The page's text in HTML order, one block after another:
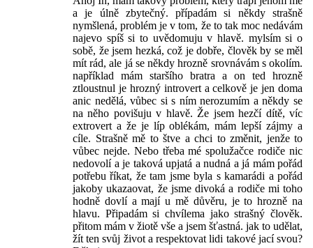
a je úlně zbytečný. případám si někdy strašně
nymšlená, problém je v tom, že to tak moc nedávám
najevo spíš si to uvědomuju v hlavě. mylsím si o
sobě, že jsem hezká, což je dobře, člověk by se měl
mít rád, ale já se někdy hrozně srovnávám s okolím.
například mám staršího bratra a on ted hrozně
ztloustnul je hrozný introvert a celkově je jen doma
anic nedělá, vůbec si s ním nerozumím a někdy se
na něho povišuju v hlavě. Že jsem hezčí dítě, víc
extrovert a že je líp oblékám, mám lepší zájmy a
cíle. Strašně mě to štve a chci to změnit, jenže to
vůbec nejde. Nebo třeba mé spolužačce rodiče nic
nedovolí a je taková upjatá a nudná a já mám pořád
potřebu říkat, že tam jsme byla s kamarádi a pořád
jakoby ukazaovat, že jsme divoká a rodiče mi toho
hodně dovlí a mají u mě důvěru, je to hrozně na
hlavu. Připadám si chvílema jako strašný člověk.
přitom mám v žiotě vše a jsem šťastná. jak to udělat,
žít ten svůj život a respektovat lidi takové jací svou?